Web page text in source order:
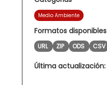
Medio Ambiente
Formatos disponibles
URL ZIP ODS CSV
Última actualización: